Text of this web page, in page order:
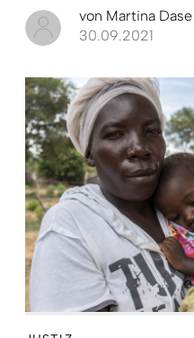
von Martina Dase
30.09.2021